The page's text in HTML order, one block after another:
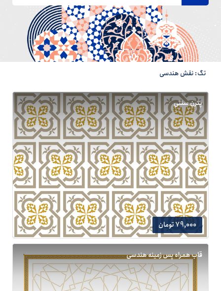
تگ: نقش هندسی
پترن سنتی
79,000 تومان
قاب همراه پس زمینه هندسی